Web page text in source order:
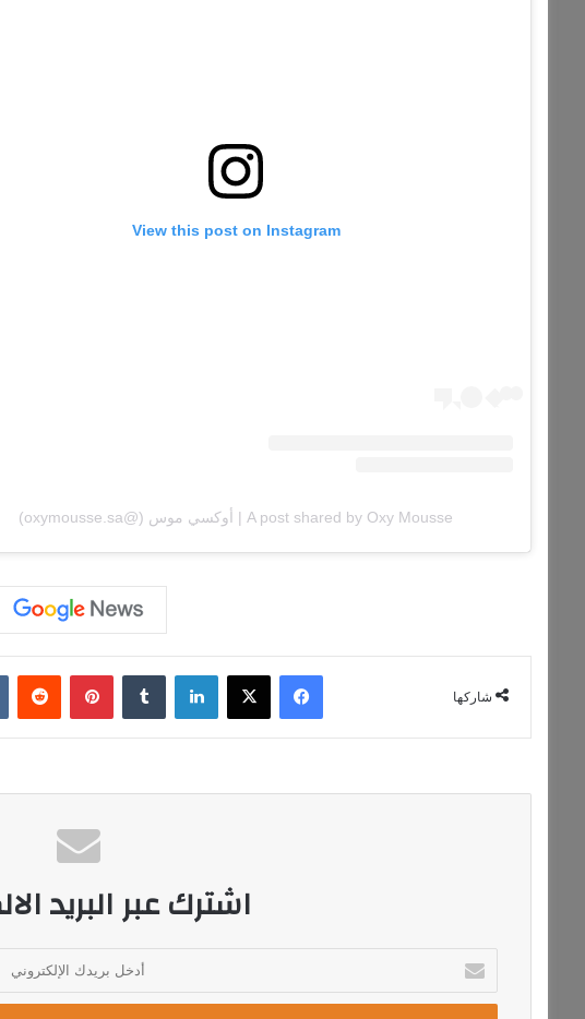
View this post on Instagram
A post shared by Oxy Mousse | أوكسي موس (@oxymousse.sa)
شاركها
فيسبوك ‫X لينكدإن ‏Tumblr بينتيريست ‏Reddit
اشترك عبر البريد
خ